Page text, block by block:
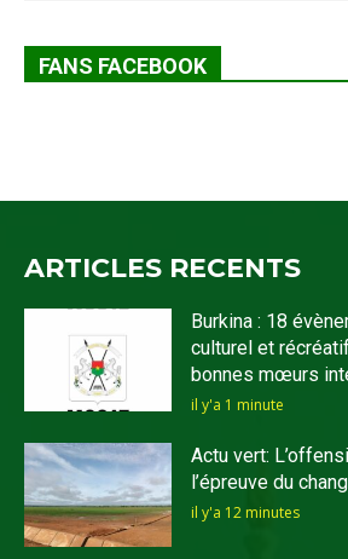
FANS FACEBOOK
ARTICLES RECENTS
Burkina : 18
culturel et
bonnes mœurs
il y'a 1 minute
Actu vert:
l’épreuve du
il y'a 12 minutes